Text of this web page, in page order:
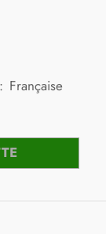
Française